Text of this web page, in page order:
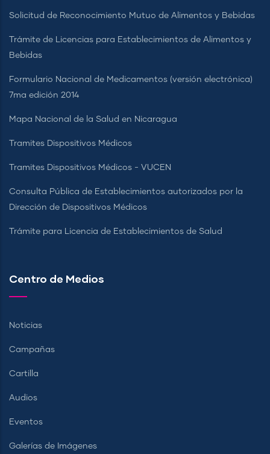
Solicitud de Reconocimiento Mutuo de Alimentos y Bebidas
Trámite de Licencias para Establecimientos de Alimentos y
Bebidas
Formulario Nacional de Medicamentos (versión electrónica)
7ma edición 2014
Mapa Nacional de la Salud en Nicaragua
Tramites Dispositivos Médicos
Tramites Dispositivos Médicos - VUCEN
Consulta Pública de Establecimientos autorizados por la
Dirección de Dispositivos Médicos
Trámite para Licencia de Establecimientos de Salud
Centro de Medios
Noticias
Campañas
Cartilla
Audios
Eventos
Galerías de Imágenes